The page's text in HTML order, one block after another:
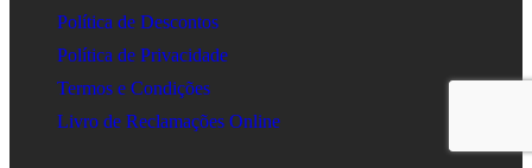
Política de Descontos
Política de Privacidade
Termos e Condições
Livro de Reclamações Online